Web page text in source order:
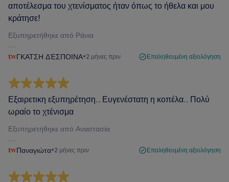
αποτέλεσμα του χτενίσματος ήταν όπως το ήθελα και μου
κράτησε!
Εξυπηρετήθηκε από Ράνια
ΓΚΑΤΣΗ ΔΈΣΠΟΙΝΑ•2 μήνες πριν Επαληθευμένη αξιολόγηση
Εξαιρετικη εξυπηρέτηση.. Ευγενέστατη η κοπέλα.. Πολύ
ωραίο το χτένισμα
Εξυπηρετήθηκε από Αναστασία
Παναγιώτα•2 μήνες πριν Επαληθευμένη αξιολόγηση